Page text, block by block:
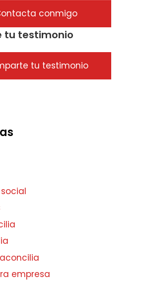
conmigo
tu testimonio
tu testimonio
empresa